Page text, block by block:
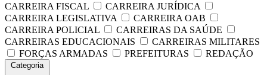
CARREIRA FISCAL
CARREIRA JURÍDICA
CARREIRA LEGISLATIVA
CARREIRA OAB
CARREIRA POLICIAL
CARREIRAS DA SAÚDE
CARREIRAS EDUCACIONAIS
CARREIRAS MILITARES
FORÇAS ARMADAS
PREFEITURAS REDAÇÃO
Categoria